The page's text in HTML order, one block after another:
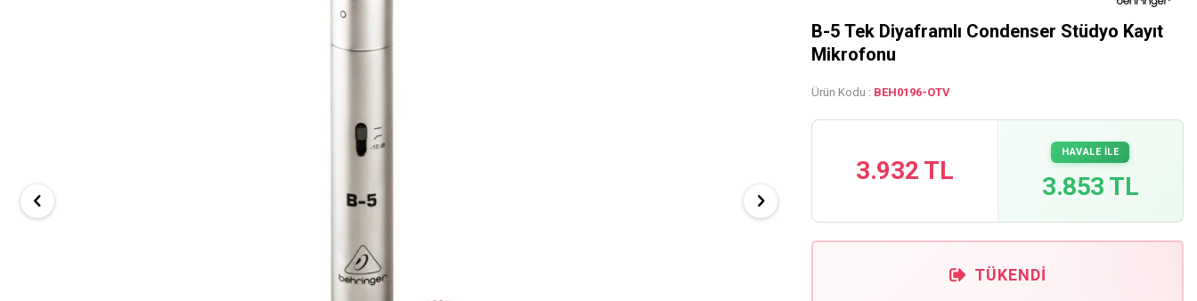
B-5 Tek Diyaframlı Condenser Stüdyo Kayıt
Mikrofonu
Ürün Kodu : BEH0196-OTV
3.932 TL
HAVALE İLE
3.853 TL
TÜKENDI